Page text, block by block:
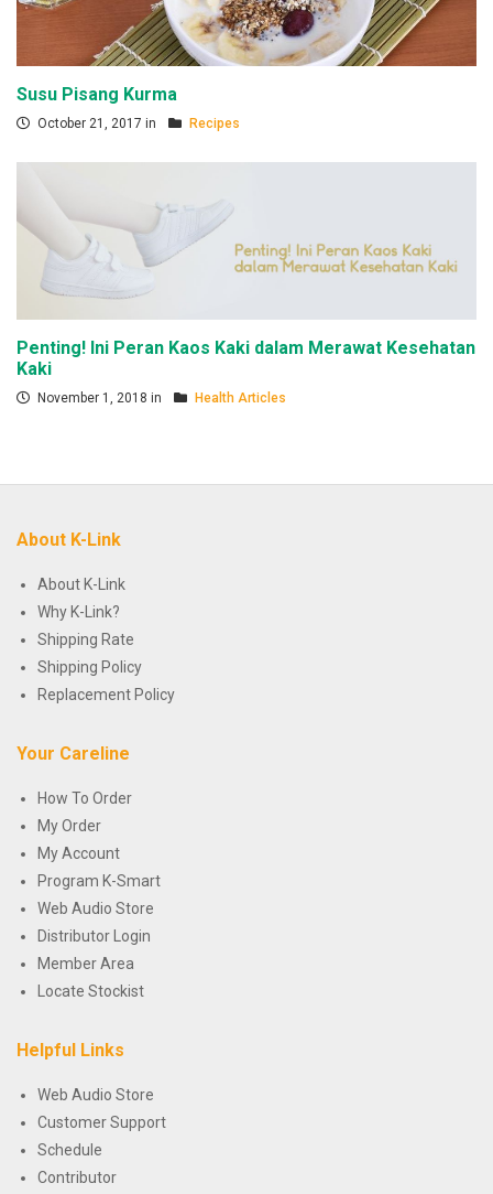
Susu Pisang Kurma
October 21, 2017 in Recipes
Penting! Ini Peran Kaos Kaki dalam Merawat Kesehatan
Kaki
November 1, 2018 in Health Articles
About K-Link
About K-Link
Why K-Link?
Shipping Rate
Shipping Policy
Replacement Policy
Your Careline
How To Order
My Order
My Account
Program K-Smart
Web Audio Store
Distributor Login
Member Area
Locate Stockist
Helpful Links
Web Audio Store
Customer Support
Schedule
Contributor